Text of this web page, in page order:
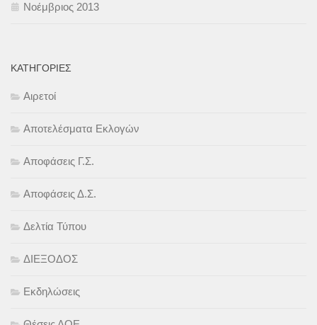
Νοέμβριος 2013
KΑΤΗΓΟΡΊΕΣ
Αιρετοί
Αποτελέσματα Εκλογών
Αποφάσεις Γ.Σ.
Αποφάσεις Δ.Σ.
Δελτία Τύπου
ΔΙΕΞΟΔΟΣ
Εκδηλώσεις